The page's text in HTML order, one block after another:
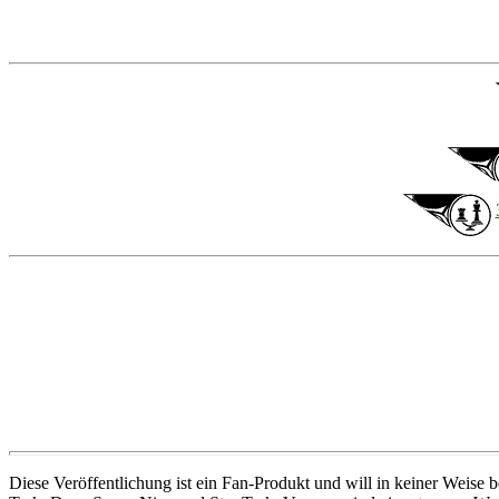
Diese Veröffentlichung ist ein Fan-Produkt und will in keiner Weise